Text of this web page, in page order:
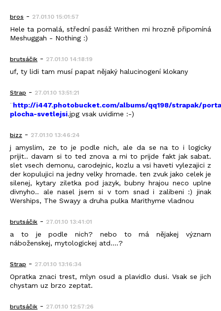
bros - 27.01.10 15:01:57
Hele ta pomalá, střední pasáž Writhen mi hrozně připomíná
Meshuggah - Nothing :)
brutsáčik - 27.01.10 14:18:19
uf, ty lidi tam musí papat nějaký halucinogení klokany
Strap - 27.01.10 13:51:21
¨http://i447.photobucket.com/albums/qq198/strapak/
plocha-svetlejsi.jpg vsak uvidime :-)
bizz - 27.01.10 13:46:24
j amyslim, ze to je podle nich, ale da se na to i logicky
prijit.. davam si to ted znova a mi to prijde fakt jak sabat.
slet vsech demonu, carodejnic, kozlu a vsi haveti vylezajici z
der kopulujici na jedny velky hromade. ten zvuk jako celek je
silenej, kytary ziletka pod jazyk, bubny hrajou neco uplne
divnyho.. ale nasel jsem si v tom snad i zalibeni :) jinak
Werships, The Swayy a druha pulka Marithyme vladnou
brutsáčik - 27.01.10 13:41:01
a to je podle nich? nebo to má nějakej význam
náboženskej, mytologickej atd....?
Strap - 27.01.10 13:16:34
Opratka znaci trest, mlyn osud a plavidlo dusi. Vsak se jich
chystam uz brzo zeptat.
brutsáčik - 27.01.10 12:57:26